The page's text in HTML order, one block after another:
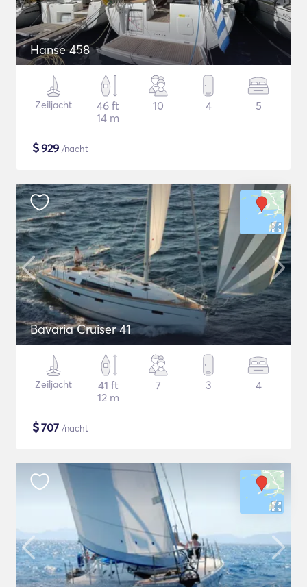
Hanse 458
Zeiljacht
46 ft
14 m
10 4 5
$929 /nacht
Bavaria Cruiser 41
Zeiljacht
41 ft
12 m
7 3 4
$707 /nacht